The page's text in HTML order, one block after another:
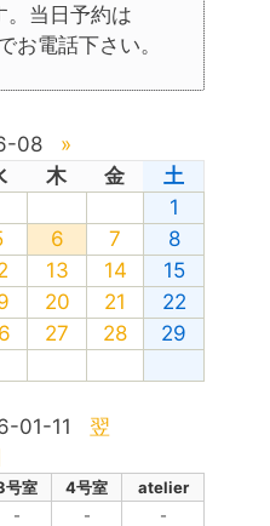
。当日予約は
お電話下さい。
08
»
木 金
土
1
6 7
8
13 14
15
20 21
22
27 28
29
01-11
翌
号室 4号室
atelier
- -
-